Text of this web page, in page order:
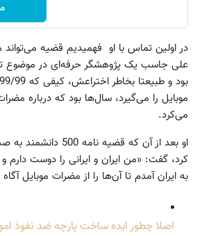
در اولین تماس با او فهمیدیم قضیه می‌تواند
علی جاسب یک پژوهشگر حرفه‌ای در موضوع
موبایل را می‌گیرد، سال‌ها بود که درباره
می‌کرد.
او بعد از آن ‌که قضیه
کرد، گفت: «من ایران و ایرانی را دوست دارم
به ایران آمدم تا آن‌ها را از مضرات موبایل
اصلا چطور ایده ساخت پارچه ضد نفوذ